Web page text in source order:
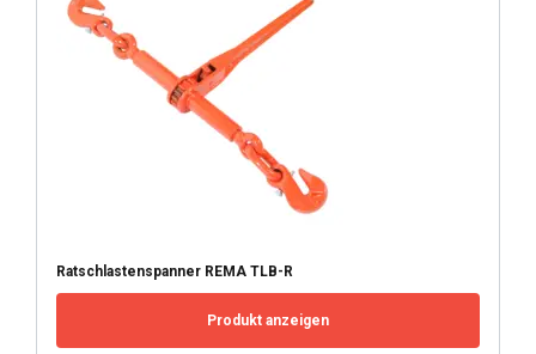
Ratschlastenspanner REMA TLB-R
Produkt anzeigen
ihnen bereitgestellt haben oder die sie im
Rahmen Ihrer Nutzung ihrer Dienste gesammelt
Privacy Policy
Performance